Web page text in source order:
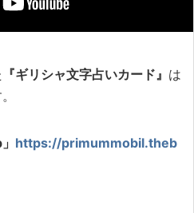
『ギリシャ文字占いカード』 は
https://primummobil.theb